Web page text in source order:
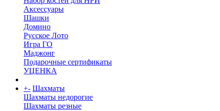
Аксессуары
Шашки
Домино
Русское Лото
Игра ГО
Маджонг
Подарочные сертификаты
УЦЕНКА
+- Шахматы
Шахматы недорогие
Шахматы резные